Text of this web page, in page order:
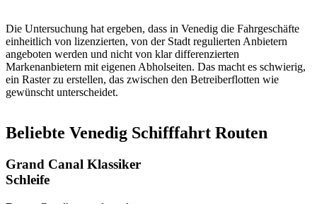
Die Untersuchung hat ergeben, dass in Venedig die Fahrgeschäfte
einheitlich von lizenzierten, von der Stadt regulierten Anbietern
angeboten werden und nicht von klar differenzierten
Markenanbietern mit eigenen Abholseiten. Das macht es schwierig,
ein Raster zu erstellen, das zwischen den Betreiberflotten wie
gewünscht unterscheidet.
Beliebte Venedig Schifffahrt Routen
Grand Canal Klassiker
Schleife